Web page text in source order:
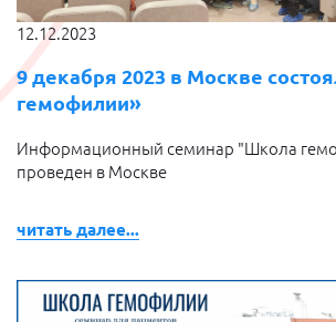
12.12.2023
9 декабря 2023 в Москве
гемофилии»
Информационный семинар "Школа
проведен в Москве
читать далее...